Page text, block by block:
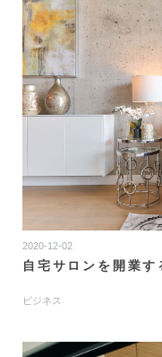
2020-12-02
自宅サロンを開業
ビジネス